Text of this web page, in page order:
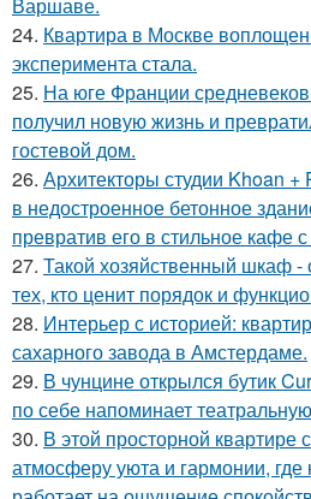
24. Квартира в Москве
эксперимента стала.
25. На юге Франции
получил новую жизнь и
гостевой дом.
26. Архитекторы студии Khoan
в недостроенное бетонное
превратив его в стильное кафе
27. Такой хозяйственный шкаф
тех, кто ценит порядок и
28. Интерьер с историей:
сахарного завода в Амстердаме.
29. В чунцине открылся бутик
по себе напоминает
30. В этой просторной квартире
атмосферу уюта и гармонии,